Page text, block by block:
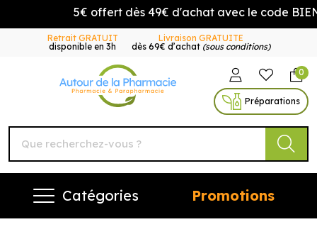
5€ offert dès 49€ d'achat avec le code
Retrait GRATUIT
disponible en 3h
Livraison GRATUITE
dès 69€ d’achat (sous conditions)
Autour de la Pharmacie
0
Préparations
Catégories Promotions